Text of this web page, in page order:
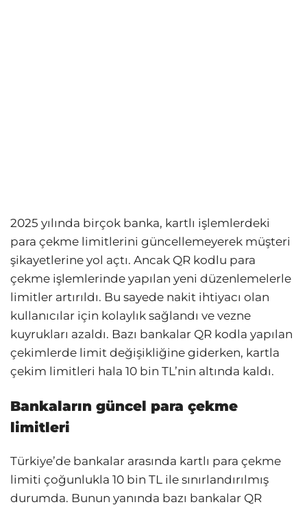
2025 yılında birçok banka, kartlı işlemlerdeki
para çekme limitlerini güncellemeyerek müşteri
şikayetlerine yol açtı. Ancak QR kodlu para
çekme işlemlerinde yapılan yeni düzenlemelerle
limitler artırıldı. Bu sayede nakit ihtiyacı olan
kullanıcılar için kolaylık sağlandı ve vezne
kuyrukları azaldı. Bazı bankalar QR kodla yapılan
çekimlerde limit değişikliğine giderken, kartla
çekim limitleri hala 10 bin TL’nin altında kaldı.
Bankaların güncel para çekme
limitleri
Türkiye’de bankalar arasında kartlı para çekme
limiti çoğunlukla 10 bin TL ile sınırlandırılmış
durumda. Bunun yanında bazı bankalar QR